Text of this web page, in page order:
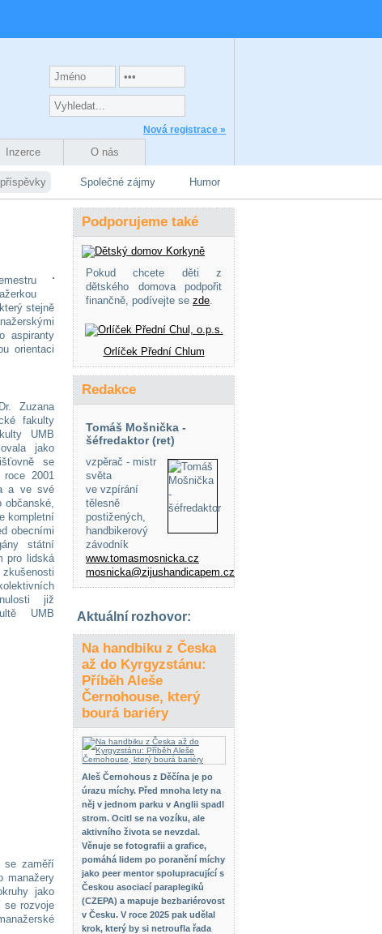
Nová registrace »
Inzerce O nás
Společné zájmy Humor
stejně
aspiranty
orientaci
Zuzana
fakulty
UMB
jako
se
2001
a ve své
občanské,
kompletní
obecními
státní
pro lidská
již
UMB
se zaměří
manažery
jako
se rozvoje
Podporujeme také
Pokud chcete děti z
dětského domova podpořit
finančně, podívejte se zde.
Orlíček Přední Chlum
Redakce
Tomáš Mošnička -
šéfredaktor (ret)
vzpěrač - mistr
světa
ve vzpírání
tělesně
postižených,
handbikerový
závodník
www.tomasmosnicka.cz
mosnicka@zijushandicapem.cz
Aktuální rozhovor:
Na handbiku z Česka
až do Kyrgyzstánu:
Příběh Aleše
Černohouse, který
bourá bariéry
Aleš Černohous z Děčína je po
úrazu míchy. Před mnoha lety na
něj v jednom parku v Anglii spadl
strom. Ocitl se na vozíku, ale
aktivního života se nevzdal.
Věnuje se fotografii a grafice,
pomáhá lidem po poranění míchy
jako peer mentor spolupracující s
Českou asociací paraplegiků
(CZEPA) a mapuje bezbariérovost
v Česku. V roce 2025 pak udělal
krok, který by si netroufla řada